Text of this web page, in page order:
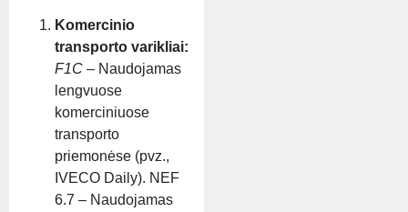
Komercinio
transporto varikliai:
F1C – Naudojamas
lengvuose
komerciniuose
transporto
priemonėse (pvz.,
IVECO Daily). NEF
6.7 – Naudojamas